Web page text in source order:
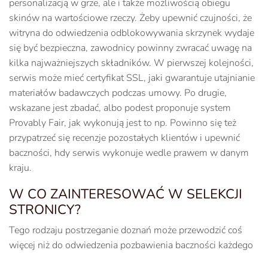
personalizacją w grze, ale i także możliwością obiegu
skinów na wartościowe rzeczy. Żeby upewnić czujności, że
witryna do odwiedzenia odblokowywania skrzynek wydaje
się być bezpieczna, zawodnicy powinny zwracać uwagę na
kilka najważniejszych składników. W pierwszej kolejności,
serwis może mieć certyfikat SSL, jaki gwarantuje utajnianie
materiałów badawczych podczas umowy. Po drugie,
wskazane jest zbadać, albo podest proponuje system
Provably Fair, jak wykonują jest to np. Powinno się też
przypatrzeć się recenzje pozostałych klientów i upewnić
baczności, hdy serwis wykonuje wedle prawem w danym
kraju.
W CO ZAINTERESOWAĆ W SELEKCJI
STRONICY?
Tego rodzaju postrzeganie doznań może przewodzić coś
więcej niż do odwiedzenia pozbawienia baczności każdego